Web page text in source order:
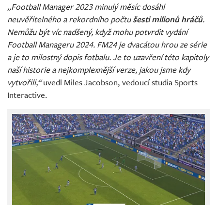
„Football Manager 2023 minulý měsíc dosáhl
neuvěřitelného a rekordního počtušesti milionů hráčů.
Nemůžu být víc nadšený, když mohu potvrdit vydání
Football Manageru 2024. FM24 je dvacátou hrou ze série
a je to milostný dopis fotbalu. Je to uzavření této kapitoly
naší historie a nejkomplexnější verze, jakou jsme kdy
vytvořili,“uvedl Miles Jacobson, vedoucí studia Sports
Interactive.